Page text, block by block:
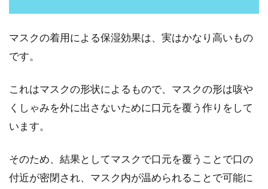
マスクの着用による保湿効果は、実はかなり高いもの
です。
これはマスクの形状によるもので、マスクの形は咳や
くしゃみを外に出さないために口元を覆う作りをして
います。
そのため、結果としてマスクで口元を覆うことで口の
付近が密閉され、マスク内が温められることで可能に